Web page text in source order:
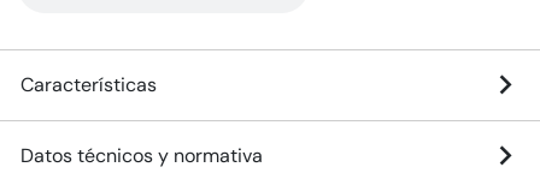
Características
Datos técnicos y normativa